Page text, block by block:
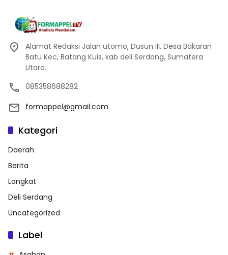
Alamat Redaksi Jalan utomo, Dusun III, Desa Bakaran
Batu Kec, Batang Kuis, kab deli Serdang, Sumatera
Utara.
085358688282
formappel@gmail.com
Kategori
Daerah
Berita
Langkat
Deli Serdang
Uncategorized
Label